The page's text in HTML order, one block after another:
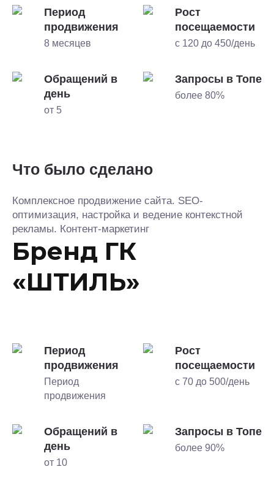
Период
продвижения
8 месяцев
Рост
посещаемости
с 120 до 450/день
Обращений в
день
от 5
Запросы в Топе
более 80%
Что было сделано
Комплексное продвижение сайта. SEO-
оптимизация, настройка и ведение контекстной
рекламы. Контент-маркетинг
Бренд ГК
«ШТИЛЬ»
Период
продвижения
Период
продвижения
Рост
посещаемости
с 70 до 500/день
Обращений в
день
от 10
Запросы в Топе
более 90%